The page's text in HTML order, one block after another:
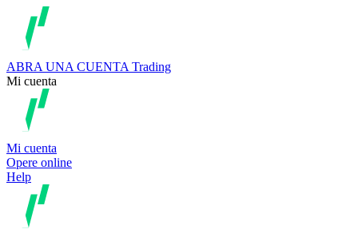
ABRA UNA CUENTA Trading
Mi cuenta
Mi cuenta
Opere online
Help